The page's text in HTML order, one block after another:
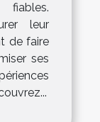
leur
de faire
ses